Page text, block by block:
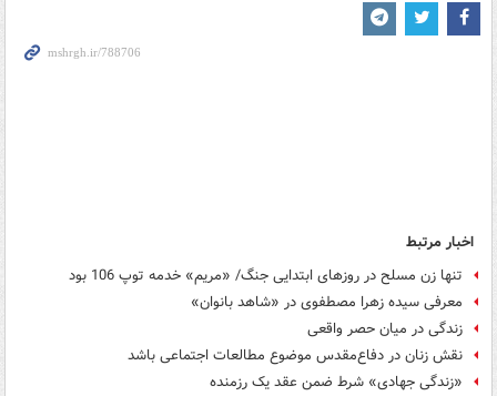
اخبار مرتبط
تنها زن مسلح در روزهای ابتدایی جنگ/ «مریم» خدمه توپ 106 بود
معرفی سیده زهرا مصطفوی در «شاهد بانوان»
زندگی در میان حصر واقعی
نقش زنان در دفاع‌مقدس موضوع مطالعات اجتماعی باشد
«زندگی جهادی» شرط ضمن عقد یک رزمنده